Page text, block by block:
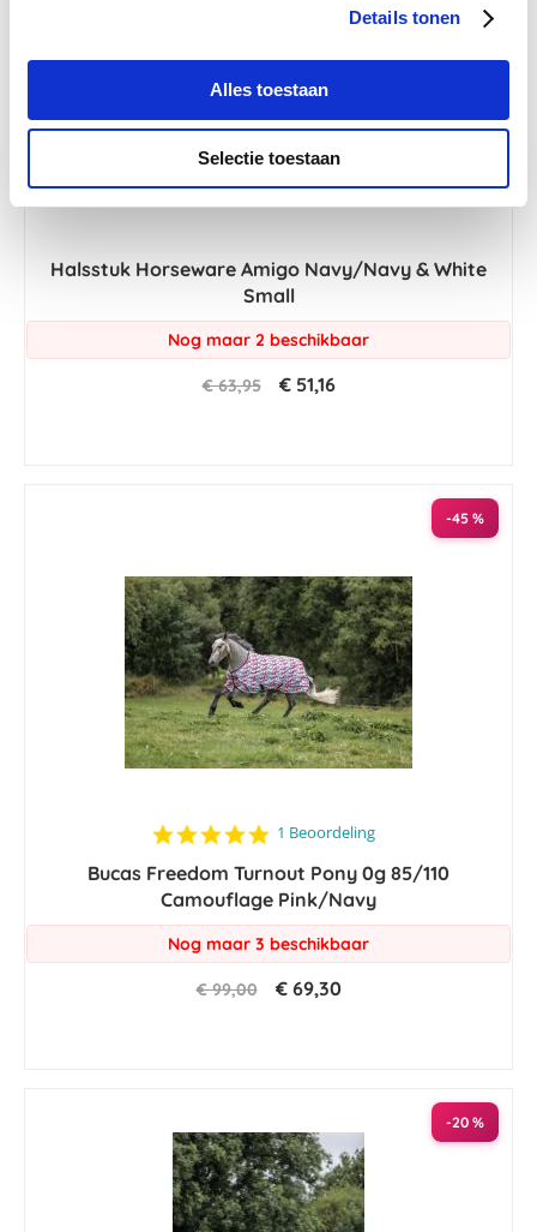
Details tonen
Alles toestaan
Selectie toestaan
Halsstuk Horseware Amigo Navy/Navy & White
Small
Nog maar 2 beschikbaar
€ 63,95 € 51,16
-45 %
5.0
rating
1 Beoordeling
Bucas Freedom Turnout Pony 0g 85/110
Camouflage Pink/Navy
Nog maar 3 beschikbaar
€ 99,00 € 69,30
-20 %